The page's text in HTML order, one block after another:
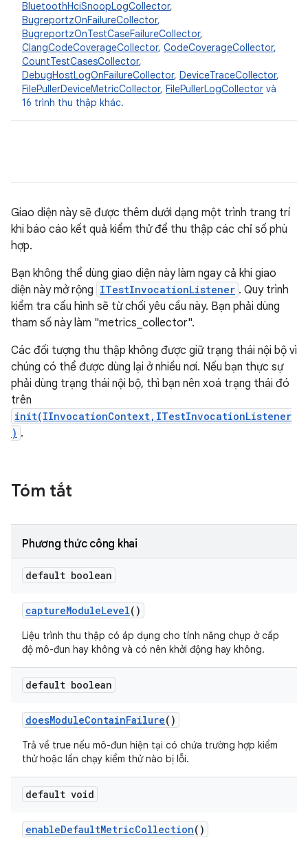
BluetoothHciSnoopLogCollector,
BugreportzOnFailureCollector,
BugreportzOnTestCaseFailureCollector,
ClangCodeCoverageCollector, CodeCoverageCollector,
CountTestCasesCollector,
DebugHostLogOnFailureCollector, DeviceTraceCollector,
FilePullerDeviceMetricCollector, FilePullerLogCollector và
16 trình thu thập khác.
Giao diện này sẽ được thêm dưới dạng một trình trang trí
khi báo cáo kết quả kiểm thử để thu thập các chỉ số phù
hợp.
Bạn không thể dùng giao diện này làm ngay cả khi giao
diện này mở rộng ITestInvocationListener . Quy trình
kiểm tra cấu hình sẽ từ chối yêu cầu này. Bạn phải dùng
tham số này làm "metrics_collector".
Các đối tượng thu thập không được giữ trạng thái nội bộ vì
chúng có thể được dùng lại ở nhiều nơi. Nếu bạn thực sự
phải dùng trạng thái nội bộ, thì bạn nên xoá trạng thái đó
trên
init(IInvocationContext,ITestInvocationListener
) .
Tóm tắt
Phương thức công khai
default boolean
captureModuleLevel()
Liệu trình thu thập có áp dụng cho tính năng chụp ở cấp
độ mô-đun hay không và có nên khởi động hay không.
default boolean
doesModuleContainFailure()
Trả về true nếu mô-đun hiện tại có chứa trường hợp kiểm
thử hoặc lần chạy kiểm thử nào bị lỗi.
default void
enableDefaultMetricCollection()